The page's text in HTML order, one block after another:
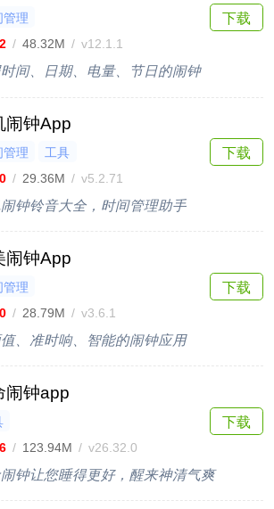
管理
/ 48.32M / v12.1.1
间、日期、电量、节日的闹钟
下载
闹钟App
管理
工具
/ 29.36M / v5.2.71
钟铃音大全，时间管理助手
下载
闹钟App
管理
/ 28.79M / v3.6.1
、准时响、智能的闹钟应用
下载
闹钟app
/ 123.94M / v26.32.0
钟让您睡得更好，醒来神清气爽
下载